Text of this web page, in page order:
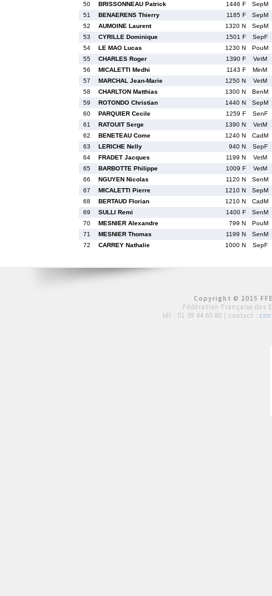
50
BRISSONNEAU Patrick 1446 F
SepM
51
BENAERENS Thierry 1185 F
SepM
52
AUMOINE Laurent 1320 N
SepM
53
CYRILLE Dominique 1501 F
SepF
54
LE MAO Lucas 1230 N
PouM
55
CHARLES Roger 1390 F
VetM
56
MICALETTI Medhi 1143 F
MinM
57
MARCHAL Jean-Marie 1250 N
VetM
58
CHARLTON Matthias 1300 N
BenM
59
ROTONDO Christian 1440 N
SepM
60
PARQUIER Cecile 1259 F
SenF
61
RATOUIT Serge 1390 N
VetM
62
BENETEAU Come 1240 N
CadM
63
LERICHE Nelly 940 N
SepF
64
FRADET Jacques 1199 N
VetM
65
BARBOTTE Philippe 1009 F
VetM
66
NGUYEN Nicolas 1120 N
SenM
67
MICALETTI Pierre 1210 N
SepM
68
BERTAUD Florian 1210 N
CadM
69
SULLI Remi 1400 F
SenM
70
MESNIER Alexandre 799 N
PouM
71
MESNIER Thomas 1199 N
SenM
72
CARREY Nathalie 1000 N SepF
Copyright © 2015
Fédération Française des
tél : 01 39 44 65 80 | contact :